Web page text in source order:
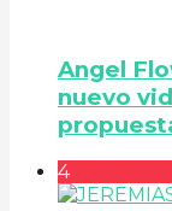
Angel
nuevo
4